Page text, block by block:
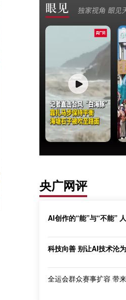
央广网评
AI创作的“能”与“不能”
科技向善 别让AI技术沦
全运会群众赛事扩容 带